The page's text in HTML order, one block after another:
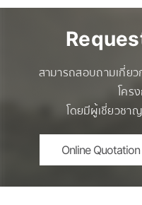
สามารถสอบถามเกี่ย
โคร
โดยมีผู้เชี่ยวชา
Online Quotation